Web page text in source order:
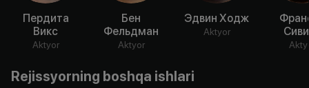
Пердита
Викс
Aktyor
Бен
Фельдман
Aktyor
Эдвин Ходж
Aktyor
Rejissyorning boshqa ishlari